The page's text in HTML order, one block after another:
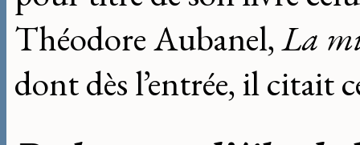
Théodore Aubanel,La
dont dès l’entrée, il citait